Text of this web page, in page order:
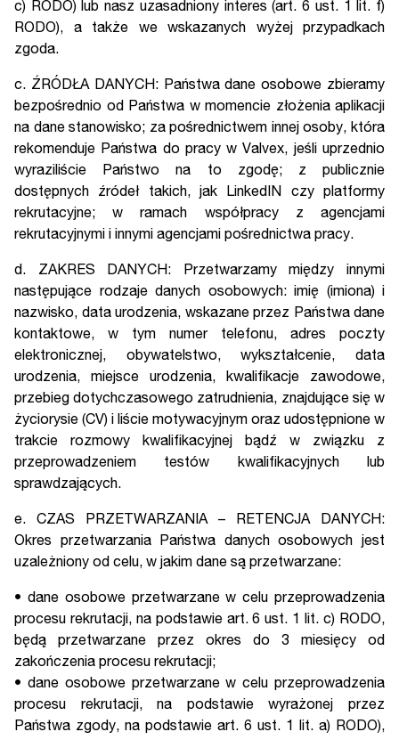
c) RODO) lub nasz uzasadniony interes (art. 6 ust. 1 lit. f)
RODO), a także we wskazanych wyżej przypadkach
zgoda.
c. ŹRÓDŁA DANYCH: Państwa dane osobowe zbieramy
bezpośrednio od Państwa w momencie złożenia aplikacji
na dane stanowisko; za pośrednictwem innej osoby, która
rekomenduje Państwa do pracy w Valvex, jeśli uprzednio
wyraziliście Państwo na to zgodę; z publicznie
dostępnych źródeł takich, jak LinkedIN czy platformy
rekrutacyjne; w ramach współpracy z agencjami
rekrutacyjnymi i innymi agencjami pośrednictwa pracy.
d. ZAKRES DANYCH: Przetwarzamy między innymi
następujące rodzaje danych osobowych: imię (imiona) i
nazwisko, data urodzenia, wskazane przez Państwa dane
kontaktowe, w tym numer telefonu, adres poczty
elektronicznej, obywatelstwo, wykształcenie, data
urodzenia, miejsce urodzenia, kwalifikacje zawodowe,
przebieg dotychczasowego zatrudnienia, znajdujące się w
życiorysie (CV) i liście motywacyjnym oraz udostępnione w
trakcie rozmowy kwalifikacyjnej bądź w związku z
przeprowadzeniem testów kwalifikacyjnych lub
sprawdzających.
e. CZAS PRZETWARZANIA – RETENCJA DANYCH:
Okres przetwarzania Państwa danych osobowych jest
uzależniony od celu, w jakim dane są przetwarzane:
• dane osobowe przetwarzane w celu przeprowadzenia
procesu rekrutacji, na podstawie art. 6 ust. 1 lit. c) RODO,
będą przetwarzane przez okres do 3 miesięcy od
zakończenia procesu rekrutacji;
• dane osobowe przetwarzane w celu przeprowadzenia
procesu rekrutacji, na podstawie wyrażonej przez
Państwa zgody, na podstawie art. 6 ust. 1 lit. a) RODO),